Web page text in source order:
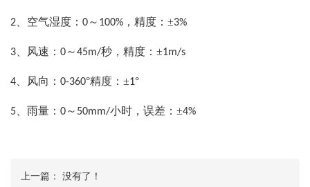
2 、空气湿度： 0～ 100% ，精度：±3%
3 、风速： 0～45m/秒，精度：±1m/s
4 、风向： 0-360°精度：±1°
5 、雨量： 0～ 50mm/小时，误差：±4%
上一篇： 没有了！